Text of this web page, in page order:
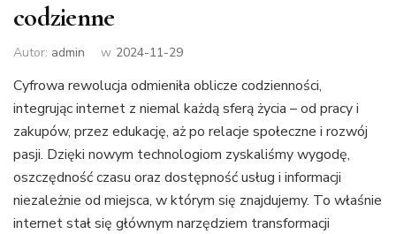
codzienne
Autor: admin w 2024-11-29
Cyfrowa rewolucja odmieniła oblicze codzienności,
integrując internet z niemal każdą sferą życia – od pracy i
zakupów, przez edukację, aż po relacje społeczne i rozwój
pasji. Dzięki nowym technologiom zyskaliśmy wygodę,
oszczędność czasu oraz dostępność usług i informacji
niezależnie od miejsca, w którym się znajdujemy. To właśnie
internet stał się głównym narzędziem transformacji